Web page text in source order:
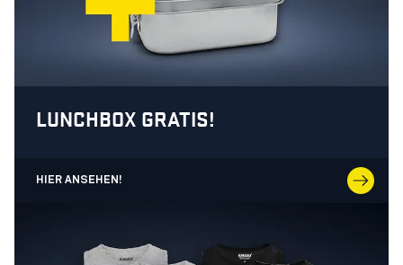
LUNCHBOX GRATIS!
HIER ANSEHEN!